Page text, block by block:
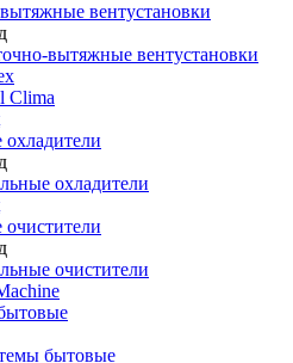
вентустановки
вытяжные вентустановки
Clima
охладители
очистители
бытовые